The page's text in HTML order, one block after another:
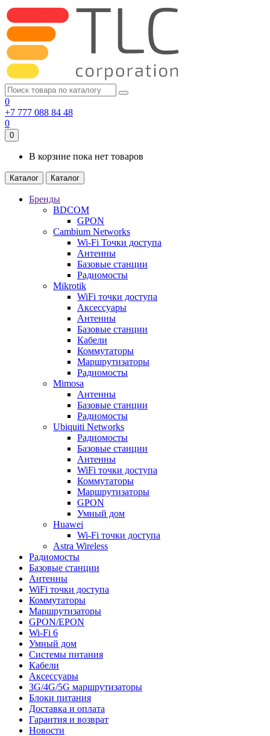
0
+7 777 088 84 48
0
0
В корзине пока нет товаров
Каталог Каталог
Бренды
BDCOM
GPON
Cambium Networks
Wi-Fi Точки доступа
Антенны
Базовые станции
Радиомосты
Mikrotik
WiFi точки доступа
Аксессуары
Антенны
Базовые станции
Кабели
Коммутаторы
Маршрутизаторы
Радиомосты
Mimosa
Антенны
Базовые станции
Радиомосты
Ubiquiti Networks
Радиомосты
Базовые станции
Антенны
WiFi точки доступа
Коммутаторы
Маршрутизаторы
GPON
Умный дом
Huawei
Wi-Fi точки доступа
Astra Wireless
Радиомосты
Базовые станции
Антенны
WiFi точки доступа
Коммутаторы
Маршрутизаторы
GPON/EPON
Wi-Fi 6
Умный дом
Системы питания
Кабели
Аксессуары
3G/4G/5G маршрутизаторы
Блоки питания
Доставка и оплата
Гарантия и возврат
Новости